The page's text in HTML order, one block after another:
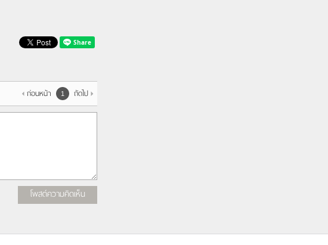
ก่อนหน้า 1 ถัดไป
โพสต์ความคิดเห็น